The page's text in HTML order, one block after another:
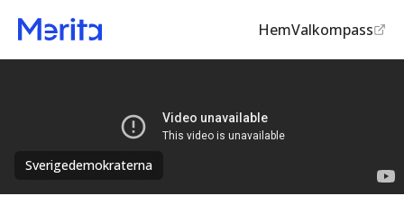
HemValkompass
Sverigedemokraterna